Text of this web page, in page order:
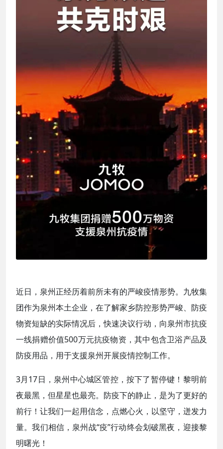
近日，泉州正经历着前所未有的严峻疫情形势。九牧集
团作为泉州本土企业，在了解家乡防控形势严峻、防疫
物资短缺的实际情况后，快速决议行动，向泉州市抗疫
一线捐赠价值500万元抗疫物资，其中包含卫浴产品及
防疫用品，用于支援泉州开展疫情控制工作。
3月17日，泉州中心城区管控，按下了暂停键！黎明前
夜最黑，但星星也最亮。防疫下的静止，是为了更好的
前行！让我们一起用信念，点燃心火，以坚守，迸发力
量。我们相信，泉州战“疫”行动终会划破黑夜，迎接黎
明曙光！